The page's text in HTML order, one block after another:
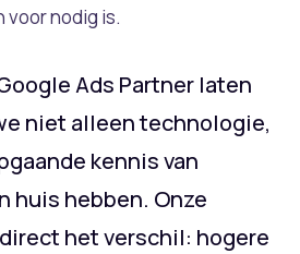
voor nodig is.
Ads Partner laten
niet alleen technologie,
kennis van
huis hebben. Onze
het verschil: hogere